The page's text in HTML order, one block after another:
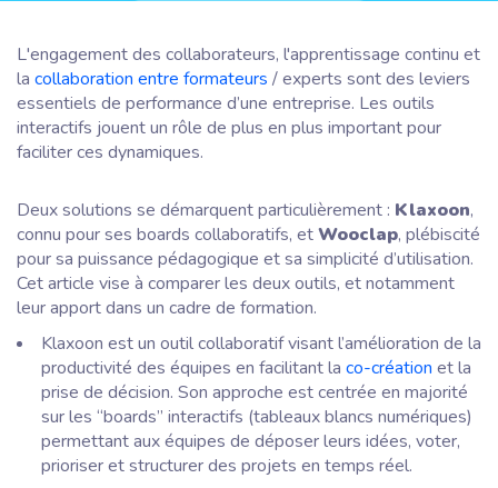
L'engagement des collaborateurs, l'apprentissage continu et
la collaboration entre formateurs / experts sont des leviers
essentiels de performance d’une entreprise. Les outils
interactifs jouent un rôle de plus en plus important pour
faciliter ces dynamiques.
Deux solutions se démarquent particulièrement : Klaxoon,
connu pour ses boards collaboratifs, etWooclap, plébiscité
pour sa puissance pédagogique et sa simplicité d’utilisation.
Cet article vise à comparer les deux outils, et notamment
leur apport dans un cadre de formation.
Klaxoon est un outil collaboratif visant l’amélioration de la
productivité des équipes en facilitant la co-création et la
prise de décision. Son approche est centrée en majorité
sur les “boards” interactifs (tableaux blancs numériques)
permettant aux équipes de déposer leurs idées, voter,
prioriser et structurer des projets en temps réel.